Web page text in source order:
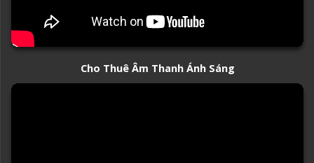
Cho Thuê Âm Thanh Ánh Sáng